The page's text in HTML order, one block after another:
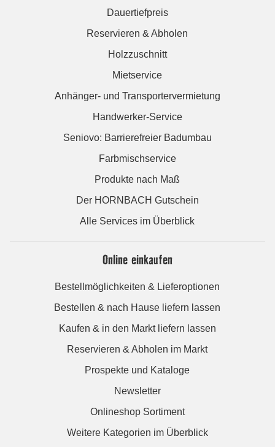
Dauertiefpreis
Reservieren & Abholen
Holzzuschnitt
Mietservice
Anhänger- und Transportervermietung
Handwerker-Service
Seniovo: Barrierefreier Badumbau
Farbmischservice
Produkte nach Maß
Der HORNBACH Gutschein
Alle Services im Überblick
Online einkaufen
Bestellmöglichkeiten & Lieferoptionen
Bestellen & nach Hause liefern lassen
Kaufen & in den Markt liefern lassen
Reservieren & Abholen im Markt
Prospekte und Kataloge
Newsletter
Onlineshop Sortiment
Weitere Kategorien im Überblick